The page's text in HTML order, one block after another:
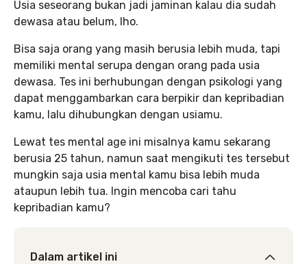
Usia seseorang bukan jadi jaminan kalau dia sudah
dewasa atau belum, lho.
Bisa saja orang yang masih berusia lebih muda, tapi
memiliki mental serupa dengan orang pada usia
dewasa. Tes ini berhubungan dengan psikologi yang
dapat menggambarkan cara berpikir dan kepribadian
kamu, lalu dihubungkan dengan usiamu.
Lewat tes mental age ini misalnya kamu sekarang
berusia 25 tahun, namun saat mengikuti tes tersebut
mungkin saja usia mental kamu bisa lebih muda
ataupun lebih tua. Ingin mencoba cari tahu
kepribadian kamu?
Dalam artikel ini